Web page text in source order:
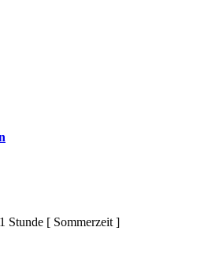
Stunde [ Sommerzeit ]